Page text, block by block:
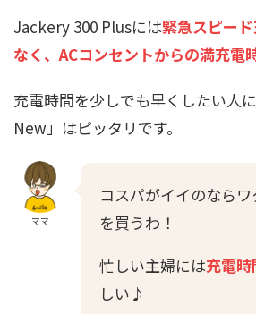
Jackery 300 Plusには緊急スピー
なく、ACコンセントからの満充電
充電時間を少しでも早くしたい人
New」はピッタリです。
ママ
コスパがイイのなら
を買うわ！
忙しい主婦には充電時
しい♪